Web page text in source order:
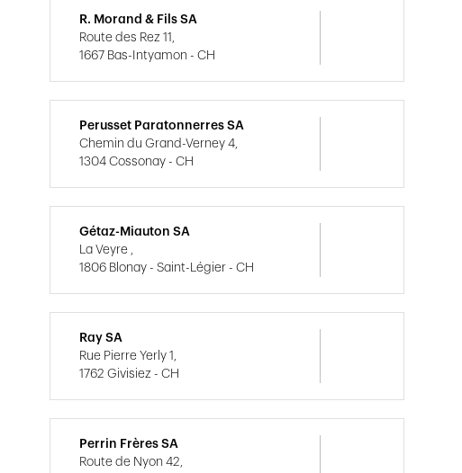
R. Morand & Fils SA
Route des Rez 11,
1667 Bas-Intyamon - CH
Perusset Paratonnerres SA
Chemin du Grand-Verney 4,
1304 Cossonay - CH
Gétaz-Miauton SA
La Veyre ,
1806 Blonay - Saint-Légier - CH
Ray SA
Rue Pierre Yerly 1,
1762 Givisiez - CH
Perrin Frères SA
Route de Nyon 42,